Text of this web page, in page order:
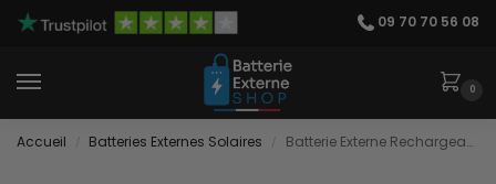
09 70 70 56 08
0
Accueil Batteries Externes Solaires Batterie Externe Rechargeable Panneau Solaire